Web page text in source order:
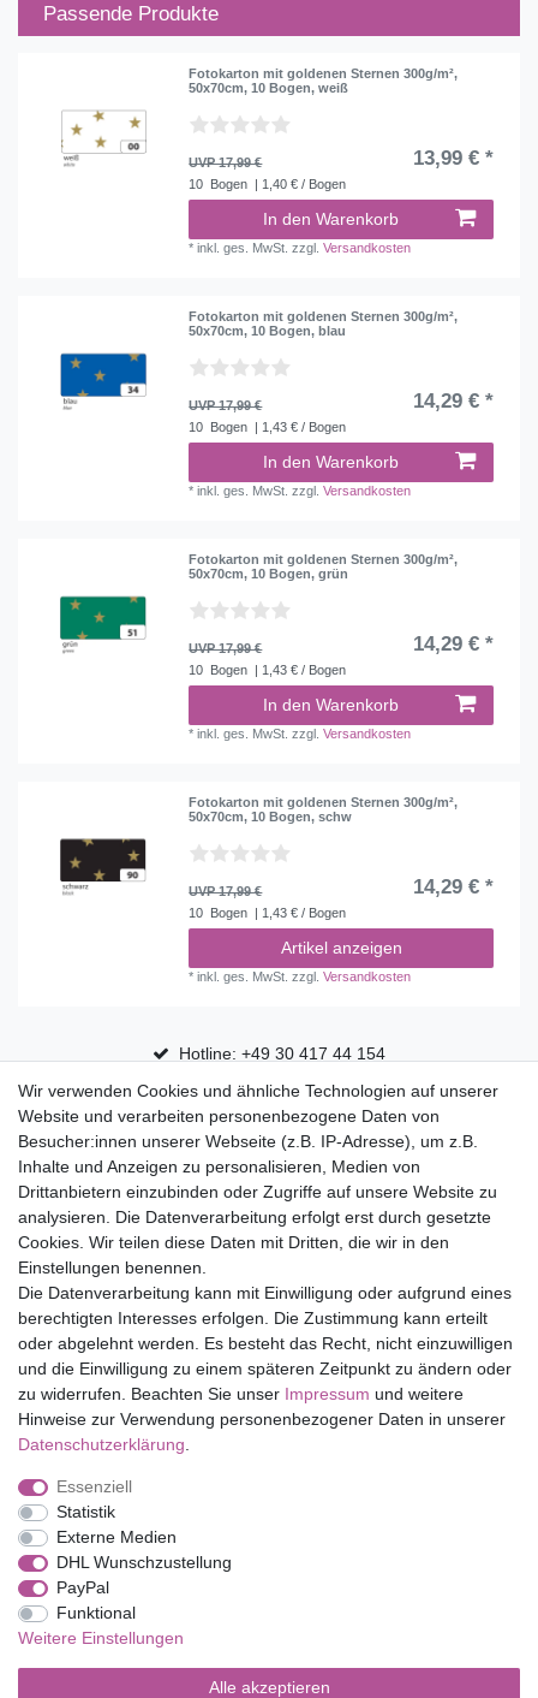
Passende Produkte
Fotokarton mit goldenen Sternen 300g/m²,
50x70cm, 10 Bogen, weiß
UVP 17,99 € 13,99 € *
10 Bogen | 1,40 € / Bogen
In den Warenkorb
*inkl. ges. MwSt. zzgl.Versandkosten
Fotokarton mit goldenen Sternen 300g/m²,
50x70cm, 10 Bogen, blau
UVP 17,99 € 14,29 € *
10 Bogen | 1,43 € / Bogen
In den Warenkorb
*inkl. ges. MwSt. zzgl.Versandkosten
Fotokarton mit goldenen Sternen 300g/m²,
50x70cm, 10 Bogen, grün
UVP 17,99 € 14,29 € *
10 Bogen | 1,43 € / Bogen
In den Warenkorb
*inkl. ges. MwSt. zzgl.Versandkosten
Fotokarton mit goldenen Sternen 300g/m²,
50x70cm, 10 Bogen, schw
UVP 17,99 € 14,29 € *
10 Bogen | 1,43 € / Bogen
Artikel anzeigen
*inkl. ges. MwSt. zzgl.Versandkosten
Hotline: +49 30 417 44 154
30 Tage Rückgaberecht
Versandfrei ab 75 € in Deutschland
Top Marken
Eduplay
Folia Bringmann
Shop
Mein Konto
Service
Versandkosten
Impressum
Barrierefreiheitserklärung
Wir verwenden Cookies und ähnliche Technologien auf unserer
Website und verarbeiten personenbezogene Daten von
Besucher:innen unserer Webseite (z.B. IP-Adresse), um z.B.
Inhalte und Anzeigen zu personalisieren, Medien von
Drittanbietern einzubinden oder Zugriffe auf unsere Website zu
analysieren. Die Datenverarbeitung erfolgt erst durch gesetzte
Cookies. Wir teilen diese Daten mit Dritten, die wir in den
Einstellungen benennen.
Die Datenverarbeitung kann mit Einwilligung oder aufgrund eines
berechtigten Interesses erfolgen. Die Zustimmung kann erteilt
oder abgelehnt werden. Es besteht das Recht, nicht einzuwilligen
und die Einwilligung zu einem späteren Zeitpunkt zu ändern oder
zu widerrufen. Beachten Sie unser Impressum und weitere
Hinweise zur Verwendung personenbezogener Daten in unserer
Daten­schutz­erklärung
Essenziell
Statistik
Externe Medien
DHL Wunschzustellung
PayPal
Funktional
Weitere Einstellungen
Alle akzeptieren